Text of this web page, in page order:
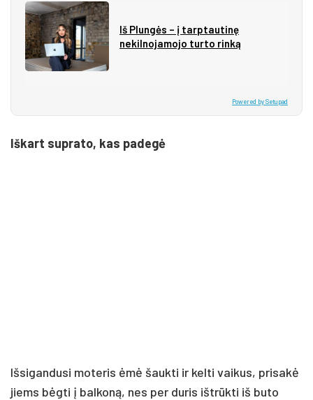
Iš Plungės – į tarptautinę
nekilnojamojo turto rinką
Powered by Setupad
Iškart suprato, kas padegė
Išsigandusi moteris ėmė šaukti ir kelti vaikus, prisakė
jiems bėgti į balkoną, nes per duris ištrūkti iš buto